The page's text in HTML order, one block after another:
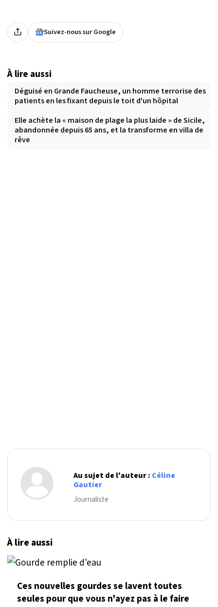
Suivez-nous sur Google
À lire aussi
Déguisé en Grande Faucheuse, un homme terrorise des
patients en les fixant depuis le toit d'un hôpital
Elle achète la « maison de plage la plus laide » de Sicile,
abandonnée depuis 65 ans, et la transforme en villa de
rêve
Au sujet de l'auteur : Céline
Gautier
Journaliste
À lire aussi
Ces nouvelles gourdes se lavent toutes
seules pour que vous n'ayez pas à le faire